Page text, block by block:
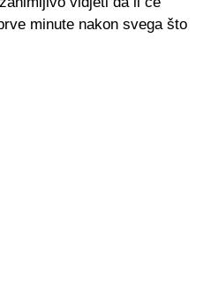
minute nakon svega što